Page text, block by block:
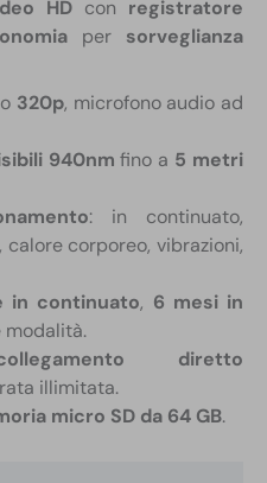
HDcon registratore
per sorveglianza
o 320p, microfono audio ad
940nm fino a 5 metri
: in continuato,
corporeo, vibrazioni,
in continuato, 6 mesi in
diretto
illimitata.
micro SD da 64 GB.